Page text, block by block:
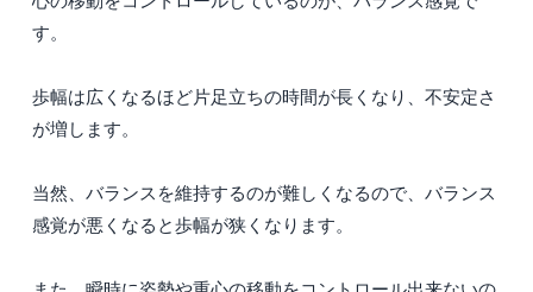
す。
歩幅は広くなるほど片足立ちの時間が長くなり、不安定さ
が増します。
当然、バランスを維持するのが難しくなるので、バランス
感覚が悪くなると歩幅が狭くなります。